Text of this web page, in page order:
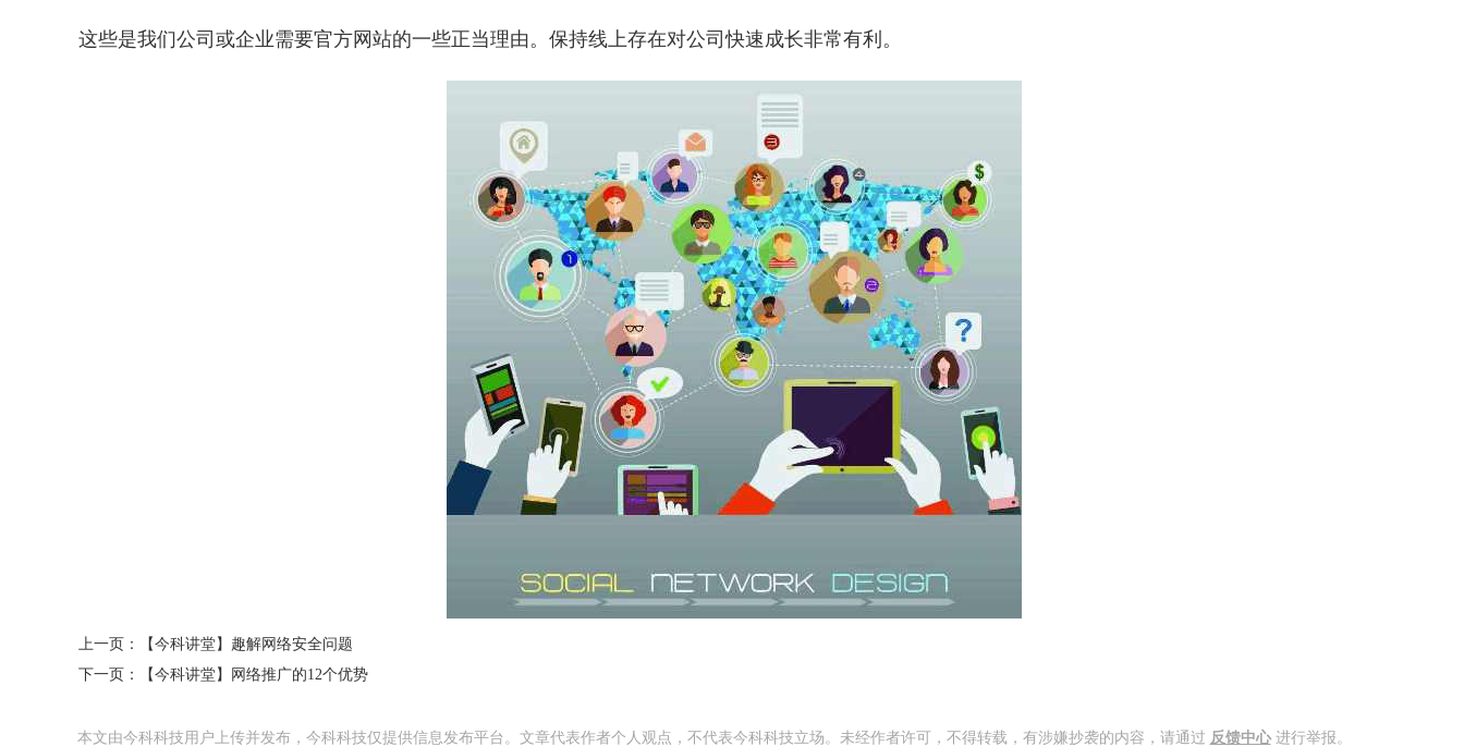
这些是我们公司或企业需要官方网站的一些正当理由。保持线上存在对公司快速成长非常有利。
上一页：
【今科讲堂】趣解网络安全问题
下一页：
【今科讲堂】网络推广的12个优势
本文由今科科技用户上传并发布，今科科技仅提供信息发布平台。文章代表作者个人观点，不代表今科科技立场。未经作者许可，不得转载，有涉嫌抄袭的内容，请通过 反馈中心进行举报。